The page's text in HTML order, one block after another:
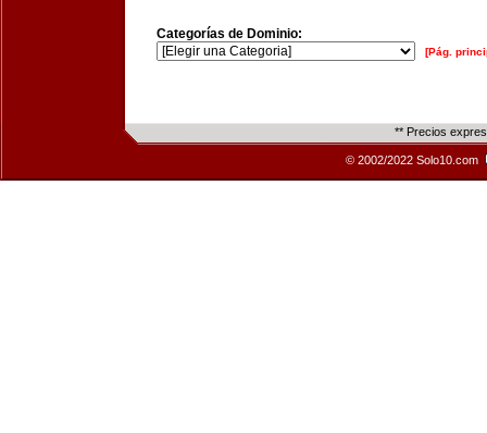
Categorías de Dominio:
[Pág.
** Precios
© 2002/2022 Solo10.com